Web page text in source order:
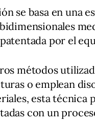
se basa en una
por el
métodos
o emplean
esta técnica
con un